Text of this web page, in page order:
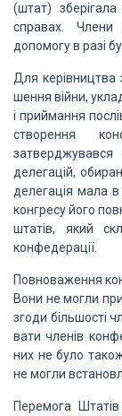
(штат) зберігала
справах. Члени
допомогу в разі
Для керівництва
шення війни,
і приймання
ство­рення
затверджувався
делегацій,
делегація мала в
конгресу його
штатів, який
конфедерації.
Повноваження
Вони не могли
згоди більшості
вати членів
них не було
не могли
Перемога